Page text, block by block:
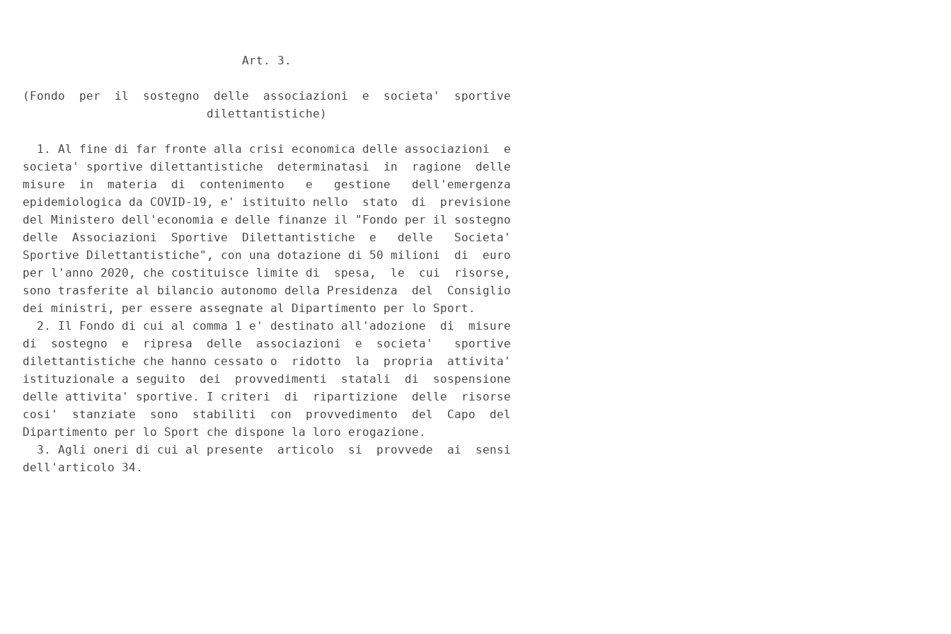
                               Art. 3.
(Fondo  per  il  sostegno  delle  associazioni  e  societa'  sportive
                          dilettantistiche)
  1. Al fine di far fronte alla crisi economica delle associazioni  e
societa' sportive dilettantistiche  determinatasi  in  ragione  delle
misure  in  materia  di  contenimento   e   gestione   dell'emergenza
epidemiologica da COVID-19, e' istituito nello  stato  di  previsione
del Ministero dell'economia e delle finanze il "Fondo per il sostegno
delle  Associazioni  Sportive  Dilettantistiche  e   delle   Societa'
Sportive Dilettantistiche", con una dotazione di 50 milioni  di  euro
per l'anno 2020, che costituisce limite di  spesa,  le  cui  risorse,
sono trasferite al bilancio autonomo della Presidenza  del  Consiglio
dei ministri, per essere assegnate al Dipartimento per lo Sport.
  2. Il Fondo di cui al comma 1 e' destinato all'adozione  di  misure
di  sostegno  e  ripresa  delle  associazioni  e  societa'   sportive
dilettantistiche che hanno cessato o  ridotto  la  propria  attivita'
istituzionale a seguito  dei  provvedimenti  statali  di  sospensione
delle attivita' sportive. I criteri  di  ripartizione  delle  risorse
cosi'  stanziate  sono  stabiliti  con  provvedimento  del  Capo  del
Dipartimento per lo Sport che dispone la loro erogazione.
  3. Agli oneri di cui al presente  articolo  si  provvede  ai  sensi